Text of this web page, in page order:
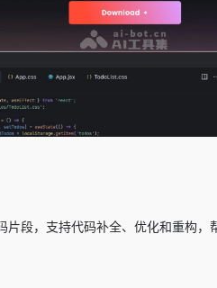
段，支持代码补全、优化和重构，